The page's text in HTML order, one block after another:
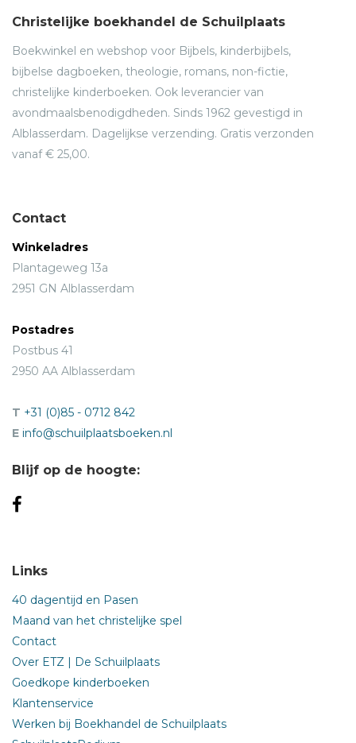
Christelijke boekhandel de Schuilplaats
Boekwinkel en webshop voor Bijbels, kinderbijbels,
bijbelse dagboeken, theologie, romans, non-fictie,
christelijke kinderboeken. Ook leverancier van
avondmaalsbenodigdheden. Sinds 1962 gevestigd in
Alblasserdam. Dagelijkse verzending. Gratis verzonden
vanaf € 25,00.
Contact
Winkeladres
Plantageweg 13a
2951 GN Alblasserdam
Postadres
Postbus 41
2950 AA Alblasserdam
T +31 (0)85 - 0712 842
E info@schuilplaatsboeken.nl
Blijf op de hoogte:
Links
40 dagentijd en Pasen
Maand van het christelijke spel
Contact
Over ETZ | De Schuilplaats
Goedkope kinderboeken
Klantenservice
Werken bij Boekhandel de Schuilplaats